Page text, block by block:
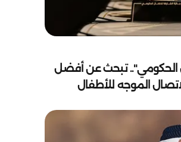
الحكومي".. تبحث عن أفضل
الموجه للأطفال